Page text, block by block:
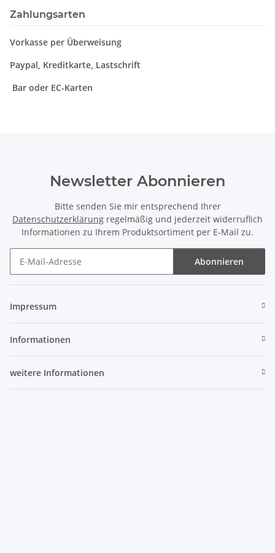
Zahlungsarten
Vorkasse per Überweisung
Paypal, Kreditkarte, Lastschrift
Bar oder EC-Karten
Newsletter Abonnieren
Bitte senden Sie mir entsprechend Ihrer
Datenschutzerklärung regelmäßig und jederzeit widerruflich
Informationen zu Ihrem Produktsortiment per E-Mail zu.
Abonnieren
Impressum
Informationen
weitere Informationen